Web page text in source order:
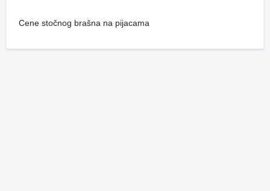
Cene stočnog brašna na pijacama